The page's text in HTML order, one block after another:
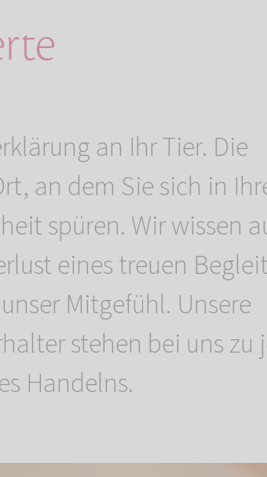
an Ihr Tier. Die
an dem Sie sich in
spüren. Wir wissen
eines treuen
Mitgefühl. Unsere
stehen bei uns zu
Handelns.